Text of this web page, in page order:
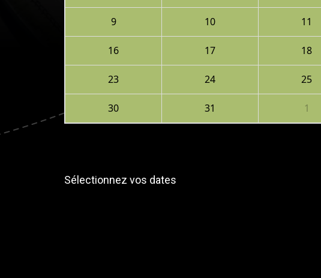
9 10 11
16 17 18
23 24 25
30 31 1
Sélectionnez vos dates